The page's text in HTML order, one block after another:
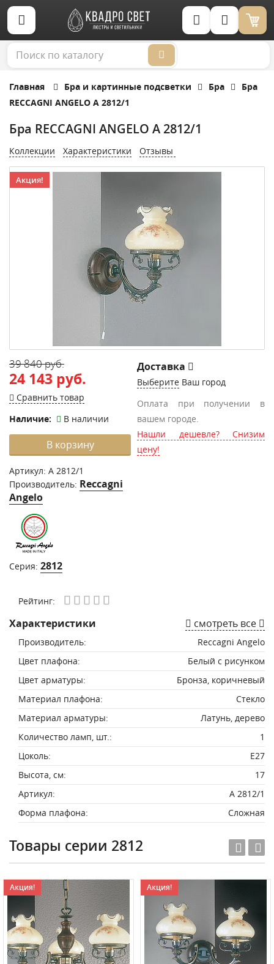
Корзина (0)
Главная Бра и картинные подсветки Бра
Бра
RECCAGNI ANGELO A 2812/1
Бра RECCAGNI ANGELO A 2812/1
Коллекции Характеристики Отзывы
Акция!
39 840 руб.
24 143 руб.
Сравнить товар
Наличие:
В наличии
В корзину
Артикул: A 2812/1
Производитель: Reccagni
Angelo
Серия: 2812
Доставка
Выберите Ваш город
Оплата при получении в
вашем городе.
Нашли дешевле? Снизим
цену!
Рейтинг:
Характеристики смотреть все
Производитель:
Reccagni Angelo
Цвет плафона:
Белый с рисунком
Цвет арматуры:
Бронза, коричневый
Материал плафона:
Стекло
Материал арматуры:
Латунь, дерево
Количество ламп, шт.:
1
Цоколь:
E27
Высота, см:
17
Артикул:
A 2812/1
Форма плафона:
Сложная
Товары серии 2812
Акция! Акция!